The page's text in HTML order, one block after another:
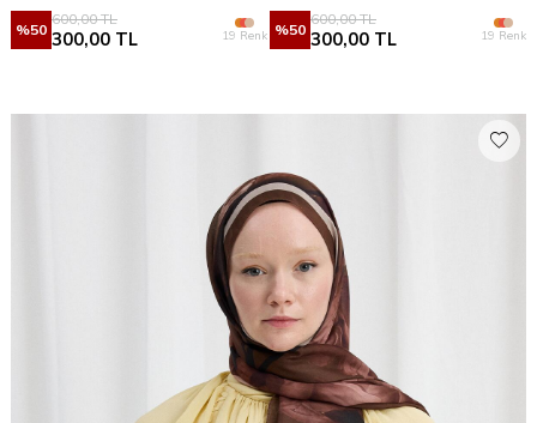
%50
600,00TL
300,00 TL 19 Renk %50
600,00TL
300,00 TL 19 Renk